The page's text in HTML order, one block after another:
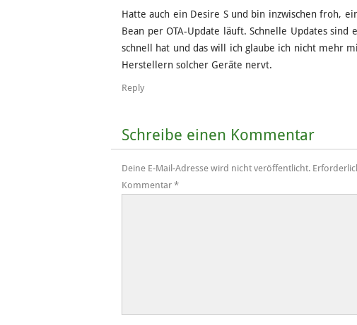
Hatte auch ein Desire S und bin inzwischen froh,
Bean per OTA-Update läuft. Schnelle Updates
schnell hat und das will ich glaube ich nicht mehr
Herstellern solcher Geräte nervt.
Reply
Schreibe einen Kommentar
Deine E-Mail-Adresse wird nicht veröffentlicht.
Kommentar *